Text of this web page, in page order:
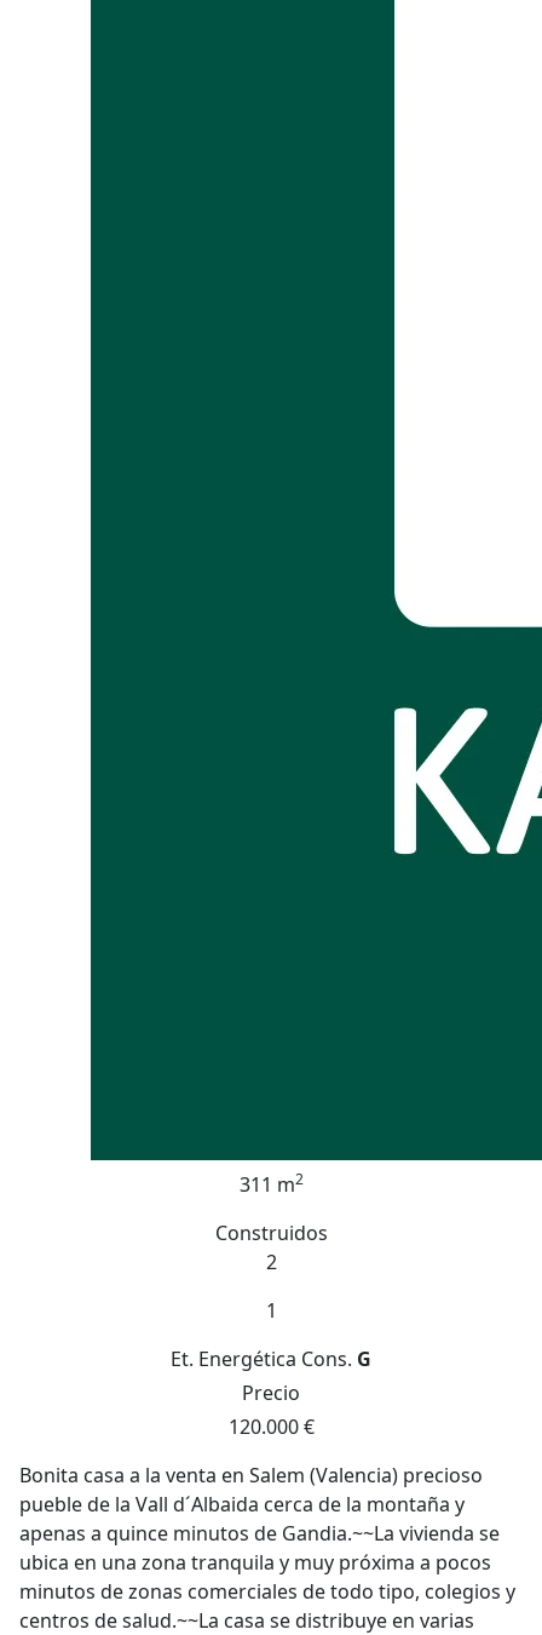
311 m2
Construidos
2
1
Et. Energética Cons. G
Precio
120.000 €
Bonita casa a la venta en Salem (Valencia) precioso
pueble de la Vall d´Albaida cerca de la montaña y
apenas a quince minutos de Gandia.~~La vivienda se
ubica en una zona tranquila y muy próxima a pocos
minutos de zonas comerciales de todo tipo, colegios y
centros de salud.~~La casa se distribuye en varias